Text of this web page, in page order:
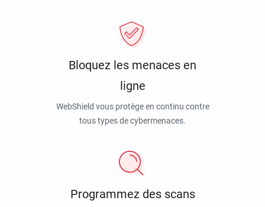
Bloquez les menaces en
ligne
WebShield vous protège en continu contre
tous types de cybermenaces.
Programmez des scans